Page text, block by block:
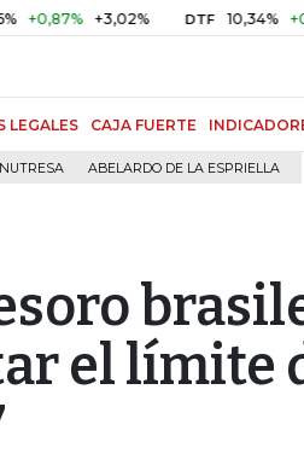
+3,02% DTF 10,34% +0,10%
LEGALES CAJA FUERTE
ABELARDO DE LA ESPRIELLA
el límite